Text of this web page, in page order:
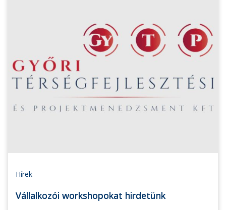
Hírek
Vállalkozói workshopokat hirdetünk